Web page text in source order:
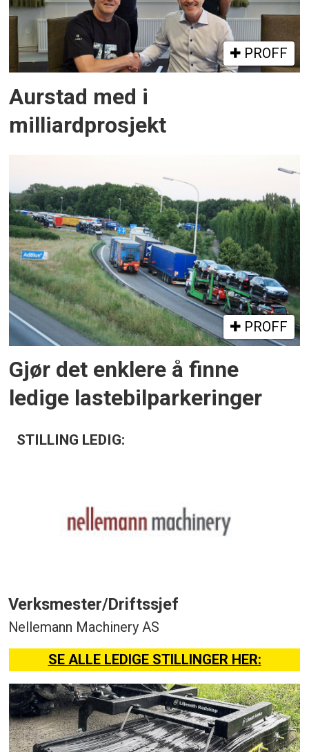
PROFF
Aurstad med i
milliardprosjekt
PROFF
Gjør det enklere å finne
ledige lastebilparkeringer
STILLING LEDIG:
Verksmester/Driftssjef
Nellemann Machinery AS
SE ALLE LEDIGE STILLINGER HER: